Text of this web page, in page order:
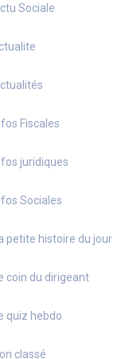
Sociale
Fiscales
juridiques
Sociales
petite histoire du jour
coin du dirigeant
quiz hebdo
classé